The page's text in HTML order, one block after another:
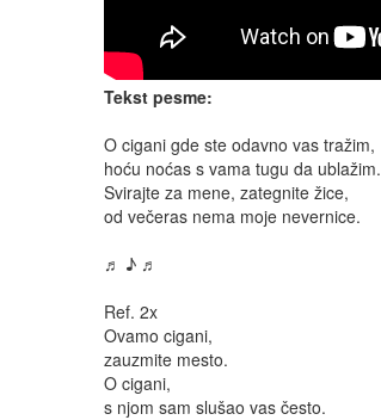
Tekst pesme:
O cigani gde ste odavno vas tražim,
hoću noćas s vama tugu da ublažim.
Svirajte za mene, zategnite žice,
od večeras nema moje nevernice.
♬ ♪ ♬
Ref. 2x
Ovamo cigani,
zauzmite mesto.
O cigani,
s njom sam slušao vas često.